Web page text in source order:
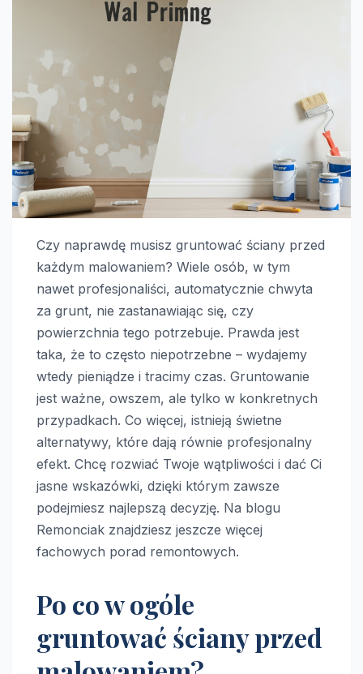
Czy naprawdę musisz gruntować ściany przed
każdym malowaniem? Wiele osób, w tym
nawet profesjonaliści, automatycznie chwyta
za grunt, nie zastanawiając się, czy
powierzchnia tego potrzebuje. Prawda jest
taka, że to często niepotrzebne – wydajemy
wtedy pieniądze i tracimy czas. Gruntowanie
jest ważne, owszem, ale tylko w konkretnych
przypadkach. Co więcej, istnieją świetne
alternatywy, które dają równie profesjonalny
efekt. Chcę rozwiać Twoje wątpliwości i dać Ci
jasne wskazówki, dzięki którym zawsze
podejmiesz najlepszą decyzję. Na blogu
Remonciak znajdziesz jeszcze więcej
fachowych porad remontowych.
Po co w ogóle
gruntować ściany przed